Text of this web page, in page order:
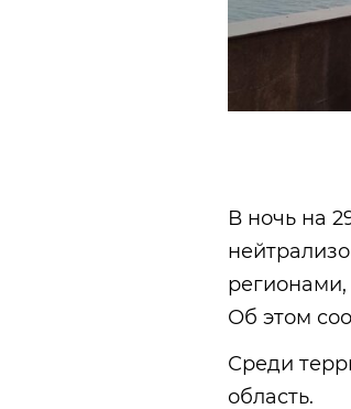
В ночь на
регионами,
Об этом
Среди
область.